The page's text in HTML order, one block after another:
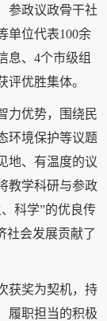
参政议政骨干社
单位代表100余
息、4个市级组
评优胜集体。
力优势，围绕民
环境保护等议题
地、有温度的议
教学科研与参政
科学”的优良传
社会发展贡献了
获奖为契机，持
履职担当的积极